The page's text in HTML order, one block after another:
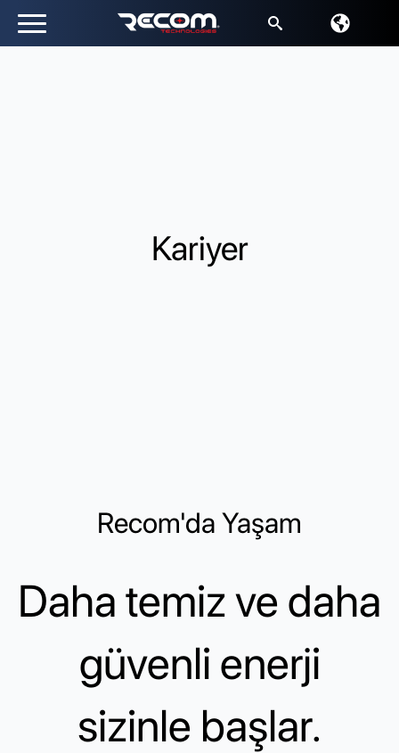
Kariyer
Recom'da Yaşam
Daha temiz ve daha
güvenli enerji
sizinle başlar.